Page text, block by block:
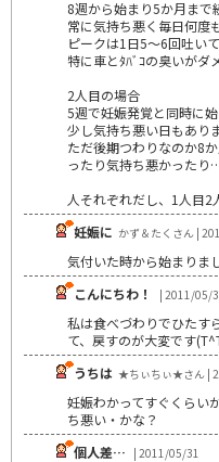
8週から始まり5か月まで
常に気持ち悪く毎日何度
ピークは1日5～6回吐いて
特に車とﾀﾊﾞｺの臭いがダ
2人目の場合
5週で妊娠発覚と同時に
少し気持ち悪い日もあり
ただ後期つわりなのか8
ったり気持ち悪かったり
人それぞれだし、1人目
妊娠に かず＆たくさん |
気付いた時から始まりま
こんにちわ！
| 2011/05/
私は食べづわりでひたす
て、戻すのが大変です
うちは ★ちぃちぃ★さん |
妊娠わかってすぐくらい
ち悪い・かな？
個人差… | 2011/05/31